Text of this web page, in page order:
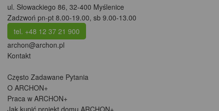
ul. Słowackiego 86, 32-400 Myślenice
Zadzwoń pn-pt 8.00-19.00, sb 9.00-13.00
tel. +48 12 37 21 900
archon@archon.pl
Kontakt
Często Zadawane Pytania
O ARCHON+
Praca w ARCHON+